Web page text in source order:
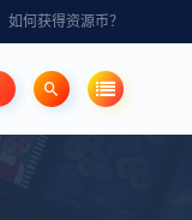
如何获得资源币？